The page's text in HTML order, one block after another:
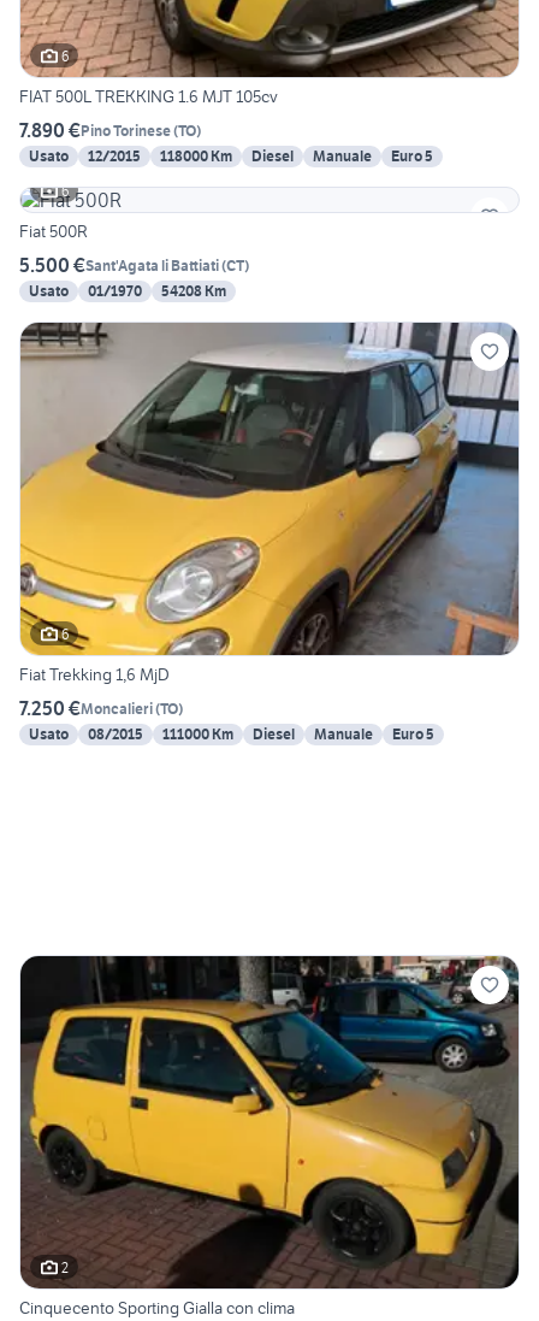
6
FIAT 500L TREKKING 1.6 MJT 105cv
7.890 €Pino Torinese(TO)
Usato
12/2015 118000 Km Diesel Manuale
Euro 5
6
Fiat 500R
5.500 €Sant'Agata li Battiati(CT)
Usato
01/1970 54208 Km
6
Fiat Trekking 1,6 MjD
7.250 €Moncalieri(TO)
Usato
08/2015 111000 Km Diesel Manuale Euro 5
2
Cinquecento Sporting Gialla con clima